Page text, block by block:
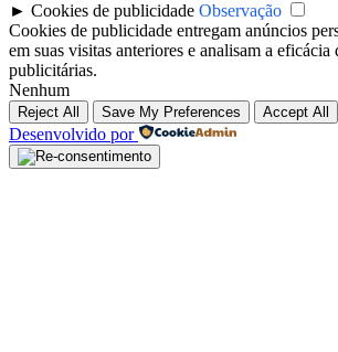
► Cookies de publicidade Observação
Cookies de publicidade entregam anúncios
em suas visitas anteriores e analisam a eficácia
publicitárias.
Nenhum
Reject All Save My Preferences Accept All
Desenvolvido por